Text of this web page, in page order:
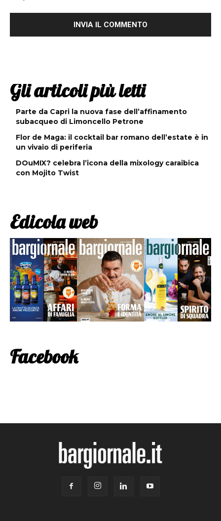
Gli articoli più letti
Parte da Capri la nuova fase dell’affinamento
subacqueo di Limoncello Petrone
Flor de Maga: il cocktail bar romano dell’estate è in
un vivaio di periferia
DOuMIX? celebra l’icona della mixology caraibica
con Mojito Twist
Edicola web
Facebook